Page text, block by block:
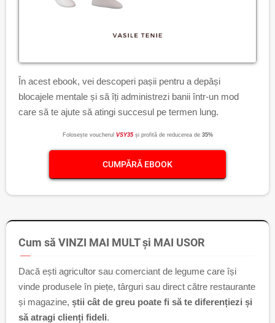
În acest ebook, vei descoperi pașii pentru a depăși
blocajele mentale și să îți administrezi banii într-un mod
care să te ajute să atingi succesul pe termen lung.
Folosește voucherul VSY35 și profită de reducerea de 35%
CUMPĂRĂ EBOOK
Cum să VINZI MAI MULT și MAI USOR
Dacă ești agricultor sau comerciant de legume care își
vinde produsele în piețe, târguri sau direct către restaurante
și magazine, știi cât de greu poate fi să te diferențiezi și
să atragi clienți fideli.